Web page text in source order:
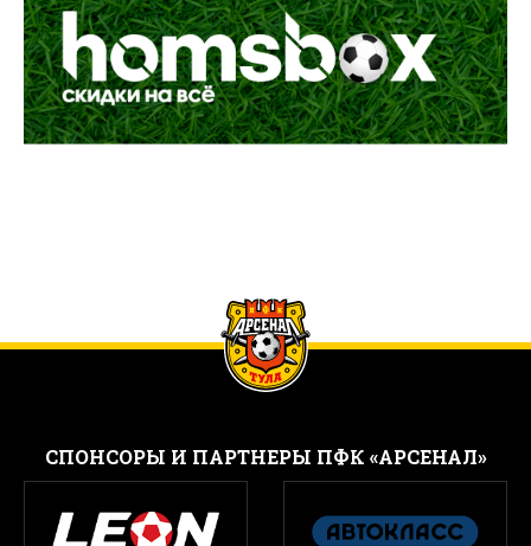
CПОНСОРЫ И ПАРТНЕРЫ ПФК «АРСЕНАЛ»